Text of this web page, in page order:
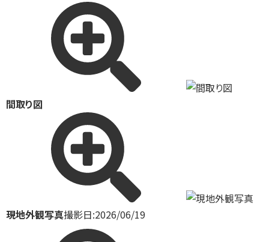
間取り図
現地外観写真撮影日:2026/06/19